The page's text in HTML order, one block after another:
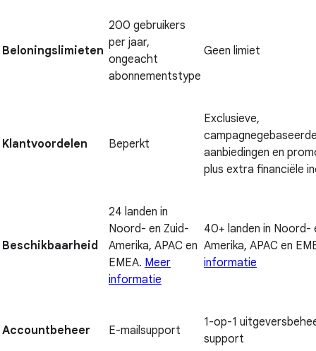
Beloningslimieten
200 gebruikers
per jaar,
ongeacht
abonnementstype
Geen limiet
Klantvoordelen Beperkt
Exclusieve,
aanbiedingen en
plus extra financiële
Beschikbaarheid
24 landen in
Noord- en Zuid-
Amerika, APAC en
EMEA. Meer
informatie
40+ landen in Noord-
Amerika, APAC en
informatie
Accountbeheer E-mailsupport
1-op-1
support